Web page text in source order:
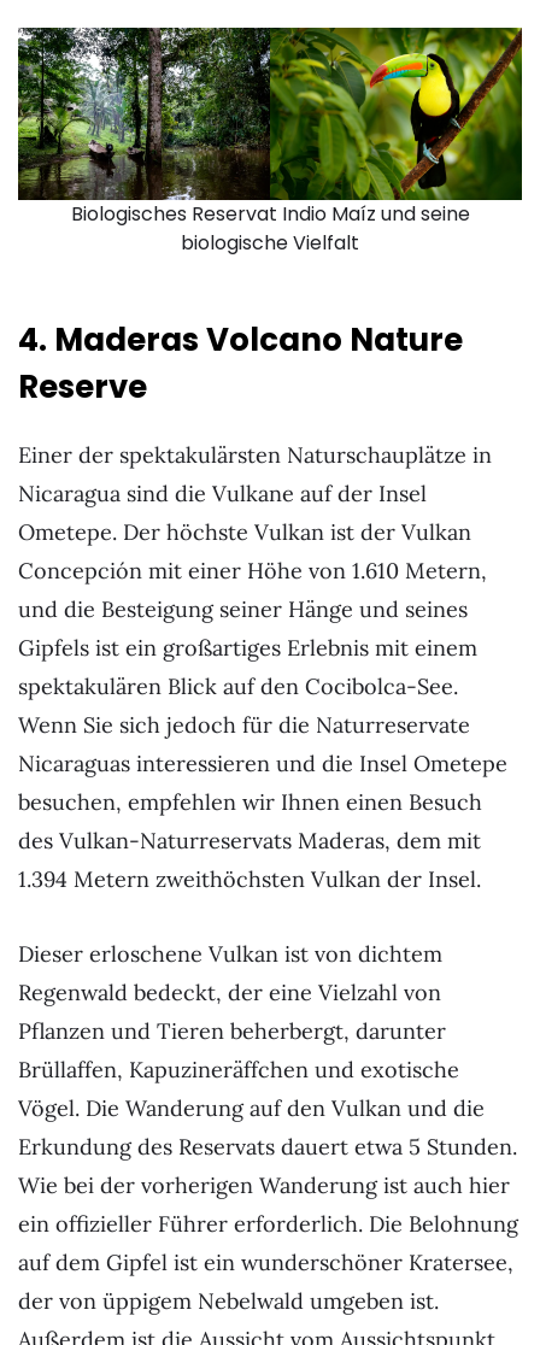
Biologisches Reservat Indio Maíz und seine
biologische Vielfalt
4. Maderas Volcano Nature
Reserve
Einer der spektakulärsten Naturschauplätze in
Nicaragua sind die Vulkane auf der Insel
Ometepe. Der höchste Vulkan ist der Vulkan
Concepción mit einer Höhe von 1.610 Metern,
und die Besteigung seiner Hänge und seines
Gipfels ist ein großartiges Erlebnis mit einem
spektakulären Blick auf den Cocibolca-See.
Wenn Sie sich jedoch für die Naturreservate
Nicaraguas interessieren und die Insel Ometepe
besuchen, empfehlen wir Ihnen einen Besuch
des Vulkan-Naturreservats Maderas, dem mit
1.394 Metern zweithöchsten Vulkan der Insel.
Dieser erloschene Vulkan ist von dichtem
Regenwald bedeckt, der eine Vielzahl von
Pflanzen und Tieren beherbergt, darunter
Brüllaffen, Kapuzineräffchen und exotische
Vögel. Die Wanderung auf den Vulkan und die
Erkundung des Reservats dauert etwa 5 Stunden.
Wie bei der vorherigen Wanderung ist auch hier
ein offizieller Führer erforderlich. Die Belohnung
auf dem Gipfel ist ein wunderschöner Kratersee,
der von üppigem Nebelwald umgeben ist.
Außerdem ist die Aussicht vom Aussichtspunkt